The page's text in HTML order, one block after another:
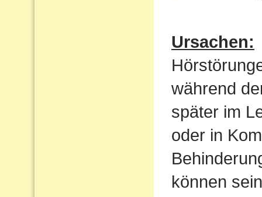
Ursachen:
während
später im
oder in
können